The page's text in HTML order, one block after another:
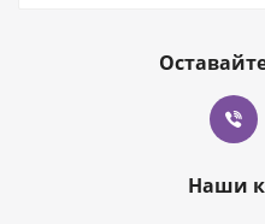
Наши